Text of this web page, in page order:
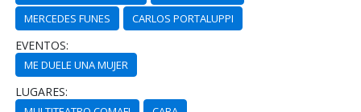
MERCEDES FUNES
CARLOS PORTALUPPI
EVENTOS:
ME DUELE UNA MUJER
LUGARES: